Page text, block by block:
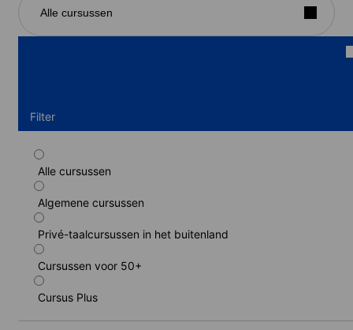
Alle cursussen
Filter
Alle cursussen
Algemene cursussen
Privé-taalcursussen in het buitenland
Cursussen voor 50+
Cursus Plus
Standaard cursus
Duur: 1 - 31 weken
Niveaus: Gevorderd basisgebruiker (A2) naar Vaardig
gebruiker (C1)
1 week
478 EUR